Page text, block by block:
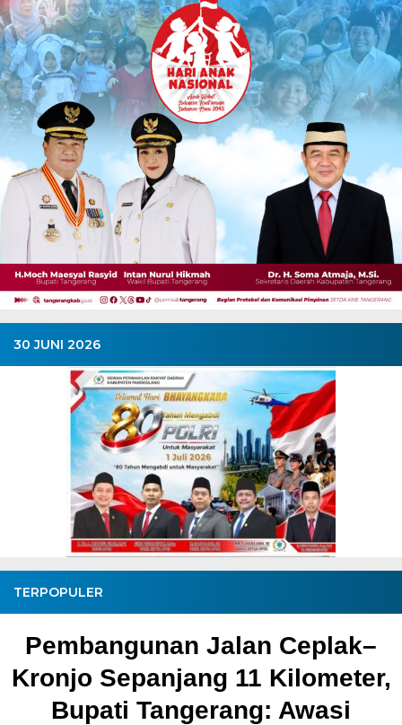
30 JUNI 2026
TERPOPULER
Pembangunan Jalan Ceplak–
Kronjo Sepanjang 11 Kilometer,
Bupati Tangerang: Awasi